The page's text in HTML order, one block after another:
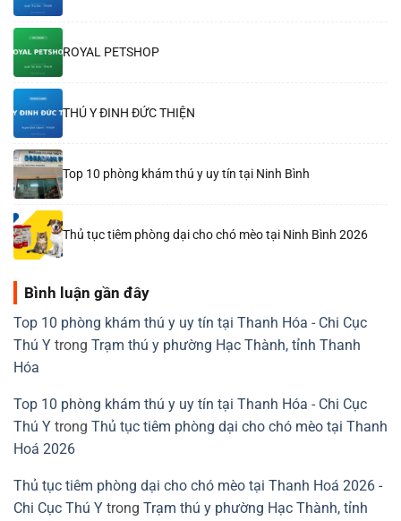
ROYAL PETSHOP
THÚ Y ĐINH ĐỨC THIỆN
Top 10 phòng khám thú y uy tín tại Ninh Bình
Thủ tục tiêm phòng dại cho chó mèo tại Ninh Bình 2026
Bình luận gần đây
Top 10 phòng khám thú y uy tín tại Thanh Hóa - Chi Cục
Thú Y trong Trạm thú y phường Hạc Thành, tỉnh Thanh
Hóa
Top 10 phòng khám thú y uy tín tại Thanh Hóa - Chi Cục
Thú Y trong Thủ tục tiêm phòng dại cho chó mèo tại Thanh
Hoá 2026
Thủ tục tiêm phòng dại cho chó mèo tại Thanh Hoá 2026 -
Chi Cục Thú Y trong Trạm thú y phường Hạc Thành, tỉnh